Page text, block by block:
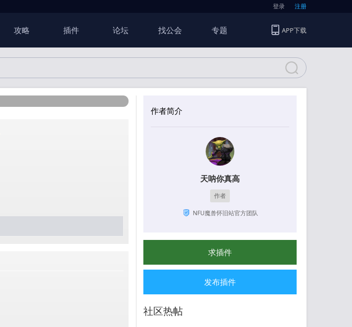
登录 注册
攻略 插件 论坛 找公会 专题 APP下载
作者简介
天呐你真高
作者
NFU魔兽怀旧站官方团队
求插件
发布插件
社区热帖